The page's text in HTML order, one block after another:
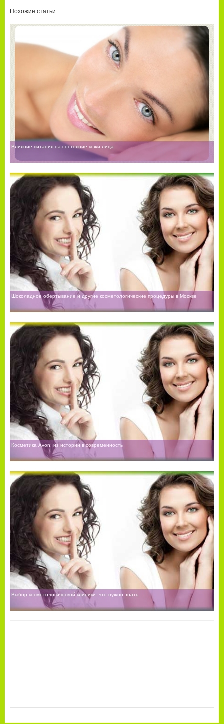
Похожие статьи:
Влияние питания на состояние кожи лица
Шоколадное обертывание и другие косметологические процедуры в Москве
Косметика Avon: из истории в современность
Выбор косметологической клиники: что нужно знать